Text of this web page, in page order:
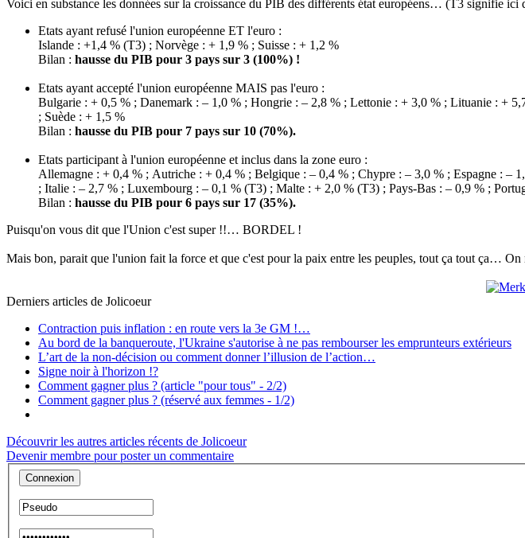
Voici en substance les données sur la croissance du PIB des différents état européens… (T3 signifie ici
Etats ayant refusé l'union européenne ET l'euro :
Islande : +1,4 % (T3) ; Norvège : + 1,9 % ; Suisse : + 1,2 %
Bilan : hausse du PIB pour 3 pays sur 3 (100%) !
Etats ayant accepté l'union européenne MAIS pas l'euro :
Bulgarie : + 0,5 % ; Danemark : – 1,0 % ; Hongrie : – 2,8 % ; Lettonie : + 3,0 % ; Lituanie : +
; Suède : + 1,5 %
Bilan : hausse du PIB pour 7 pays sur 10 (70%).
Etats participant à l'union européenne et inclus dans la zone euro :
Allemagne : + 0,4 % ; Autriche : + 0,4 % ; Belgique : – 0,4 % ; Chypre : – 3,0 % ; Espagne : –
; Italie : – 2,7 % ; Luxembourg : – 0,1 % (T3) ; Malte : + 2,0 % (T3) ; Pays-Bas : – 0,9 % ;
Bilan : hausse du PIB pour 6 pays sur 17 (35%).
Puisqu'on vous dit que l'Union c'est super !!… BORDEL !
Mais bon, parait que l'union fait la force et que c'est pour la paix entre les peuples, tout ça tout ça…
Derniers articles de Jolicoeur
Contraction puis inflation : en route vers la 3e GM !…
Au bord de la banqueroute, l'Ukraine s'autorise à ne pas rembourser les emprunteurs extérieurs
L’art de la non-décision ou comment donner l’illusion de l’action…
Signe noir à l'horizon !?
Comment gagner plus ? (article "pour tous" - 2/2)
Comment gagner plus ? (réservé aux femmes - 1/2)
Découvrir les autres articles récents de Jolicoeur
Devenir membre pour poster un commentaire